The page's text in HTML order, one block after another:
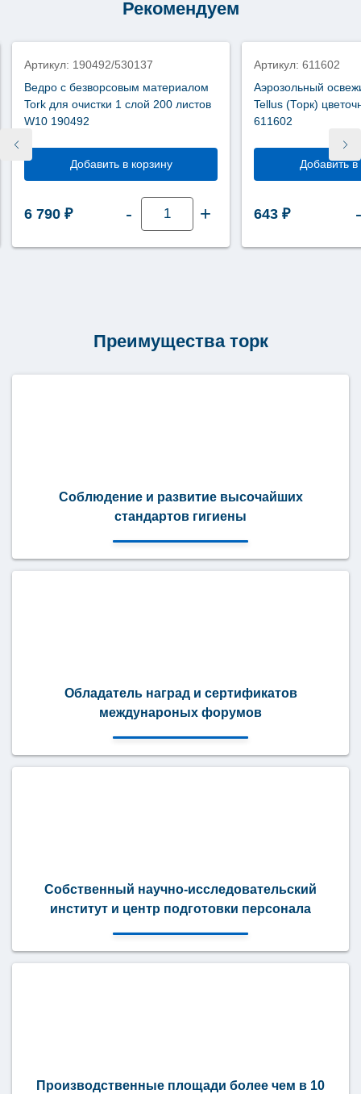
2
штук
120380
Рекомендуем
Артикул: 190492/530137
Ведро с безворсовым материалом
Tork для очистки 1 слой 200 листов
W10 190492
Добавить в корзину
6 790 ₽ -
Количество
товара
с
безворсовым
листов
W10
+
Артикул: 611602
Аэрозольный
Tellus (Торк)
611602
Добавить в
643 ₽ -
Преимущества торк
Соблюдение и развитие высочайших
стандартов гигиены
Обладатель наград и сертификатов
междунароных форумов
Собственный научно-исследовательский
институт и центр подготовки персонала
Производственные площади более чем в 10